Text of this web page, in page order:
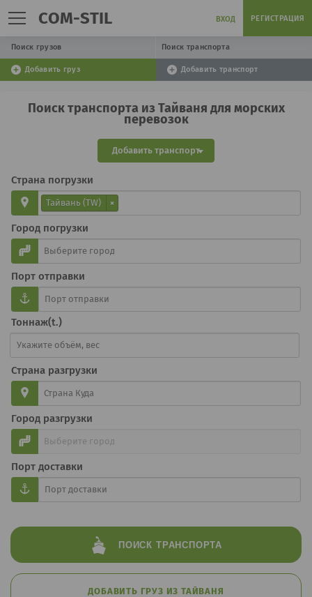
COM-STIL ВХОД РЕГИСТРАЦИЯ
Поиск грузов Поиск транспорта
Добавить груз Добавить транспорт
Поиск транспорта из Тайваня для морских
перевозок
Добавить транспорт
Страна погрузки
Тайвань (TW) ×
Город погрузки
Порт отправки
Тоннаж(t.)
Страна разгрузки
Город разгрузки
Порт доставки
ПОИСК ТРАНСПОРТА
ДОБАВИТЬ ГРУЗ ИЗ ТАЙВАНЯ